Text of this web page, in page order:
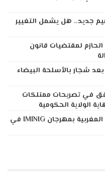
جديد.. هل يشمل التغيير
الحازم لمقتضيات قانون
شجار بالأسلحة البيضاء
في تصريحات ممتلكات
الولاية الحكومية
أكادير تحتفي بقرن من الهجرة المغربية بمهرجان IMINIG في